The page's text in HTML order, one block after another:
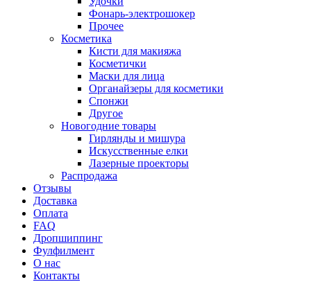
Фонарь-электрошокер
Прочее
Косметика
Кисти для макияжа
Косметички
Маски для лица
Органайзеры для косметики
Спонжи
Другое
Новогодние товары
Гирлянды и мишура
Искусственные елки
Лазерные проекторы
Распродажа
Отзывы
Доставка
Оплата
FAQ
Дропшиппинг
Фулфилмент
О нас
Контакты